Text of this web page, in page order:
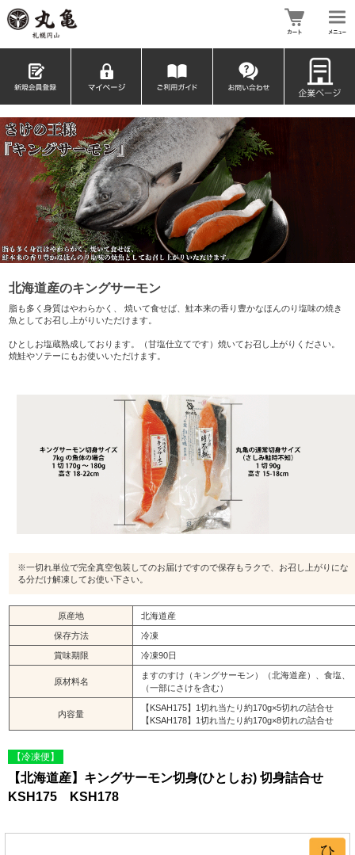
北海道産のキングサーモン
脂も多く身質はやわらかく、 焼いて食せば、鮭本来の香り豊かなほんのり塩味の焼き
魚としてお召し上がりいただけます。
ひとしお塩蔵熟成しております。（甘塩仕立てです）焼いてお召し上がりください。
焼鮭やソテーにもお使いいただけます。
※一切れ単位で完全真空包装してのお届けですので保存もラクで、お召し上がりにな
る分だけ解凍してお使い下さい。
原産地 北海道産
保存方法 冷凍
賞味期限 冷凍90日
原材料名
ますのすけ（キングサーモン）（北海道産）、食塩、
（一部にさけを含む）
内容量
【KSAH175】1切れ当たり約170g×5切れの詰合せ
【KSAH178】1切れ当たり約170g×8切れの詰合せ
【冷凍便】
【北海道産】キングサーモン切身(ひとしお) 切身詰合せ
KSH175 KSH178